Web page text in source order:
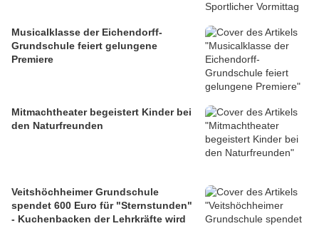
Musicalklasse der Eichendorff-
Grundschule feiert gelungene
Premiere
Mitmachtheater begeistert Kinder bei
den Naturfreunden
Veitshöchheimer Grundschule
spendet 600 Euro für "Sternstunden"
- Kuchenbacken der Lehrkräfte wird